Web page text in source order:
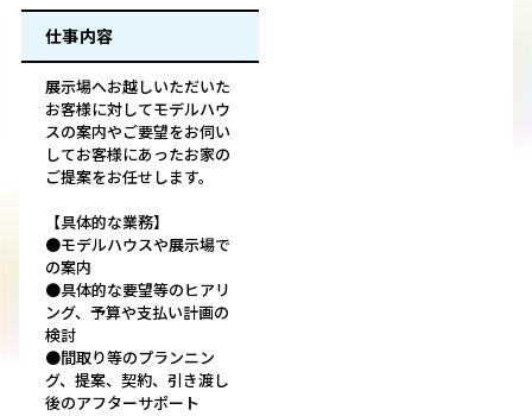
仕事内容
展示場へお越しいただいた
お客様に対してモデルハウ
スの案内やご要望をお伺い
してお客様にあったお家の
ご提案をお任せします。
【具体的な業務】
●モデルハウスや展示場で
の案内
●具体的な要望等のヒアリ
ング、予算や支払い計画の
検討
●間取り等のプランニン
グ、提案、契約、引き渡し
後のアフターサポート